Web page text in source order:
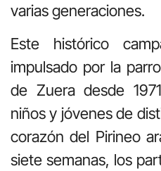
varias generaciones.
Este histórico
impulsado por la
de Zuera desde
niños y jóvenes de
corazón del Pirineo
siete semanas, los